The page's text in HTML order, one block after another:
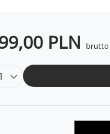
PLN brutto